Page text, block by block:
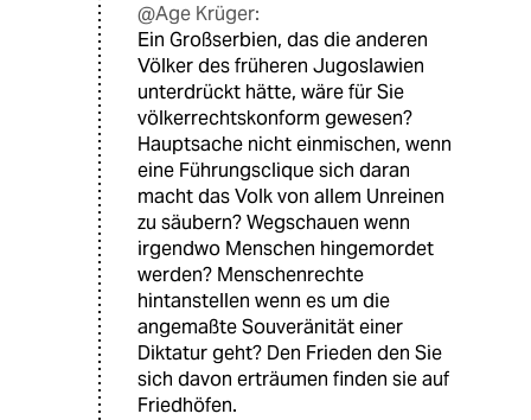
@Age Krüger:
Ein Großserbien, das die anderen
Völker des früheren Jugoslawien
unterdrückt hätte, wäre für Sie
völkerrechtskonform gewesen?
Hauptsache nicht einmischen, wenn
eine Führungsclique sich daran
macht das Volk von allem Unreinen
zu säubern? Wegschauen wenn
irgendwo Menschen hingemordet
werden? Menschenrechte
hintanstellen wenn es um die
angemaßte Souveränität einer
Diktatur geht? Den Frieden den Sie
sich davon erträumen finden sie auf
Friedhöfen.